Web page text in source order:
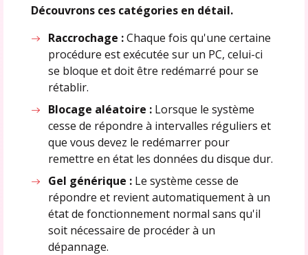
Découvrons ces catégories en détail.
Raccrochage :Chaque fois qu'une certaine
procédure est exécutée sur un PC, celui-ci
se bloque et doit être redémarré pour se
rétablir.
Blocage aléatoire : Lorsque le système
cesse de répondre à intervalles réguliers et
que vous devez le redémarrer pour
remettre en état les données du disque dur.
Gel générique : Le système cesse de
répondre et revient automatiquement à un
état de fonctionnement normal sans qu'il
soit nécessaire de procéder à un
dépannage.